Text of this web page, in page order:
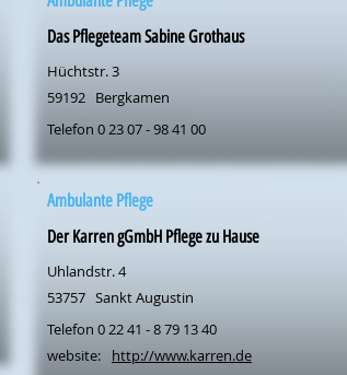
Das Pflegeteam Sabine Grothaus
Hüchtstr. 3
59192 Bergkamen
Telefon 0 23 07 - 98 41 00
Ambulante Pflege
Der Karren gGmbH Pflege zu Hause
Uhlandstr. 4
53757 Sankt Augustin
Telefon 0 22 41 - 8 79 13 40
website:
http://www.karren.de